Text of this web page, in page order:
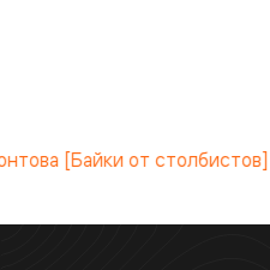
[Байки от столбистов]